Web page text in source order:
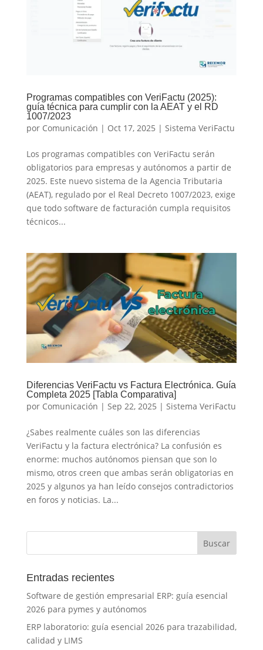
Programas compatibles con VeriFactu (2025):
guía técnica para cumplir con la AEAT y el RD
1007/2023
por Comunicación | Oct 17, 2025 | Sistema VeriFactu
Los programas compatibles con VeriFactu serán
obligatorios para empresas y autónomos a partir de
2025. Este nuevo sistema de la Agencia Tributaria
(AEAT), regulado por el Real Decreto 1007/2023, exige
que todo software de facturación cumpla requisitos
técnicos...
Diferencias VeriFactu vs Factura Electrónica. Guía
Completa 2025 [Tabla Comparativa]
por Comunicación | Sep 22, 2025 | Sistema VeriFactu
¿Sabes realmente cuáles son las diferencias
VeriFactu y la factura electrónica? La confusión es
enorme: muchos autónomos piensan que son lo
mismo, otros creen que ambas serán obligatorias en
2025 y algunos ya han leído consejos contradictorios
en foros y noticias. La...
Entradas recientes
Software de gestión empresarial ERP: guía esencial
2026 para pymes y autónomos
ERP laboratorio: guía esencial 2026 para trazabilidad,
calidad y LIMS